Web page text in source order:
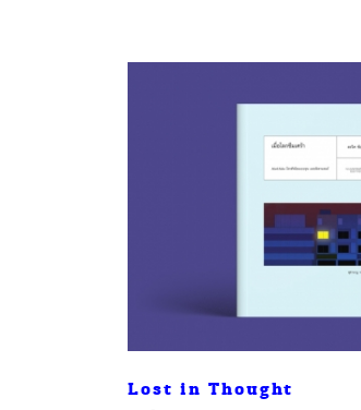
Lost in Thought